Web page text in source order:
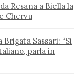
Resana a Biella la
Chervu
Sassari: “Si
parla in